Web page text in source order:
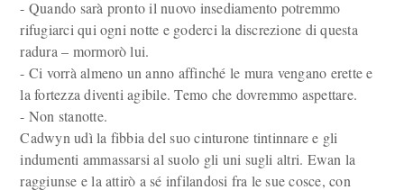
- Quando sarà pronto il nuovo insediamento potremmo
rifugiarci qui ogni notte e goderci la discrezione di questa
radura – mormorò lui.
- Ci vorrà almeno un anno affinché le mura vengano erette e
la fortezza diventi agibile. Temo che dovremmo aspettare.
- Non stanotte.
Cadwyn udì la fibbia del suo cinturone tintinnare e gli
indumenti ammassarsi al suolo gli uni sugli altri. Ewan la
raggiunse e la attirò a sé infilandosi fra le sue cosce, con